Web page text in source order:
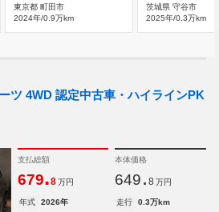
東京都 町田市
2024年/0.9万km
茨城県 守谷市
2025年/0.3万km
ツ 4WD 認定中古車・ハイラインPK
支払総額
679.8 万円
本体価格
649. 8 万円
年式 2026年 走行
0.3万km